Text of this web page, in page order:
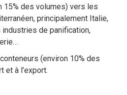
15% des volumes) vers les
principalement Italie,
industries de panification,
(environ 10% des
et à l’export.